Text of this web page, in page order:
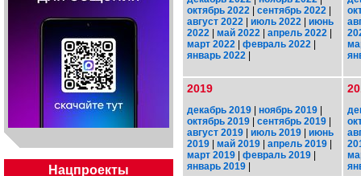
Нацпроекты
октябрь 2022 | сентябрь 2022 |
август 2022 | июль 2022 | июнь
2022 | май 2022 | апрель 2022 |
март 2022 | февраль 2022 |
январь 2022 |
2019
декабрь 2019 | ноябрь 2019 |
октябрь 2019 | сентябрь 2019 |
август 2019 | июль 2019 | июнь
2019 | май 2019 | апрель 2019 |
март 2019 | февраль 2019 |
январь 2019 |